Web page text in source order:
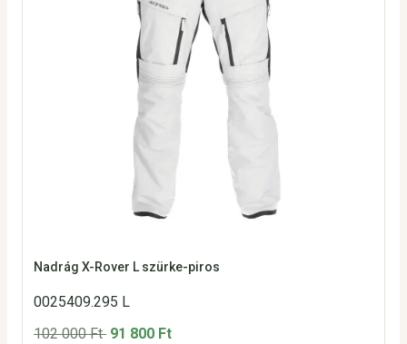
Nadrág X-Rover L szürke-piros
0025409.295 L
102 000 Ft 91 800 Ft